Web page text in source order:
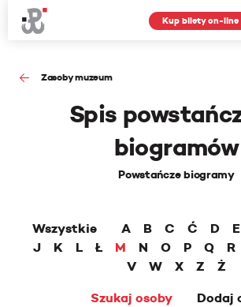
Kup bilety on-line
Zasoby muzeum
Spis
biogramów
Powstańcze biogramy
Wszystkie A B C Ć D E
J
K L Ł M N O P Q R
V
W X Z
Ż
Szukaj osoby
Dodaj